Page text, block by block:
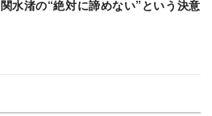
関水渚の“絶対に諦めない”という決意